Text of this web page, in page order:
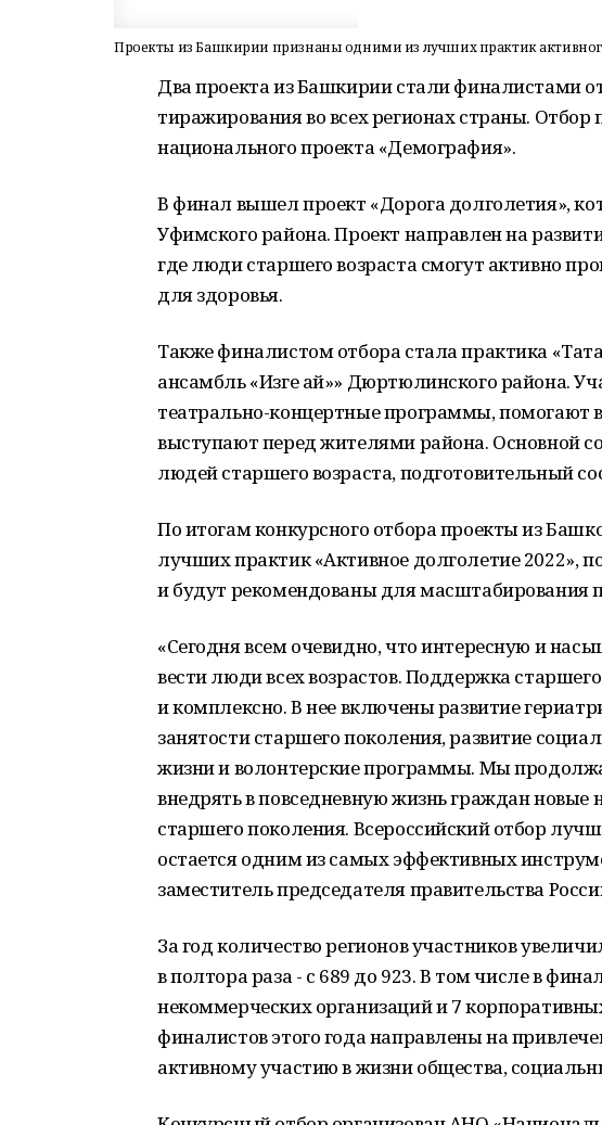
Проекты из Башкирии признаны одними из лучших практик
Два проекта из Башкирии стали финалистами
тиражирования во всех регионах страны.
национального проекта «Демография».
В финал вышел проект «Дорога долголетия»,
Уфимского района. Проект направлен на
где люди старшего возраста смогут активно
для здоровья.
Также финалистом отбора стала практика
ансамбль «Изге ай»» Дюртюлинского района.
театрально-концертные программы, помогают
выступают перед жителями района. Основной
людей старшего возраста, подготовительный
По итогам конкурсного отбора проекты из
лучших практик «Активное долголетие 2022»,
и будут рекомендованы для масштабирования
«Сегодня всем очевидно, что интересную и
вести люди всех возрастов. Поддержка
и комплексно. В нее включены развитие
занятости старшего поколения, развитие
жизни и волонтерские программы. Мы
внедрять в повседневную жизнь граждан
старшего поколения. Всероссийский отбор
остается одним из самых эффективных
заместитель председателя правительства
За год количество регионов участников
в полтора раза - с 689 до 923. В том числе в
некоммерческих организаций и 7
финалистов этого года направлены на
активному участию в жизни общества,